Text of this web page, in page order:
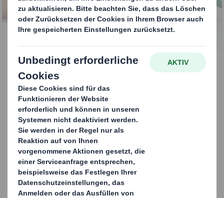
KONTAKTIEREN SIE UNS
Einfache und
gleichzeitig
kindersichere
Handhabung